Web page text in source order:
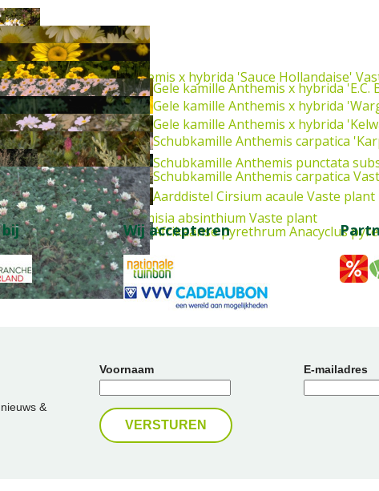
Gele kamilleAnthemis x hybrida 'Sauce Hollandaise'
Gele kamilleAnthemis x hybrida 'E.C.
Gele kamille Anthemis x hybrida
Gele kamille Anthemis x hybrida
Schubkamille Anthemis carpatica
Schubkamille Anthemis punctata
Schubkamille Anthemis carpatica
Aarddistel Cirsium acaule Vaste plant
AbsintalsemArtemisia absinthium Vaste plant
Afrikaanse pyrethrum Anacyclus
Wij accepteren
&
Voornaam E-mailadres